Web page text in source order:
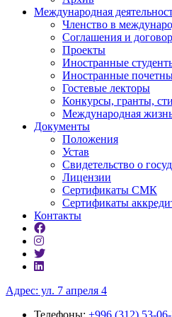
Международная
Членство в
Соглашения и
Проекты
Иностранные
Иностранные
Гостевые лекторы
Конкурсы, гранты,
Международная
Документы
Положения
Устав
Свидетельство о
Лицензии
Сертификаты СМК
Сертификаты
Контакты
Адрес: ул. 7 апреля 4
Телефоны: +996 (312) 53-